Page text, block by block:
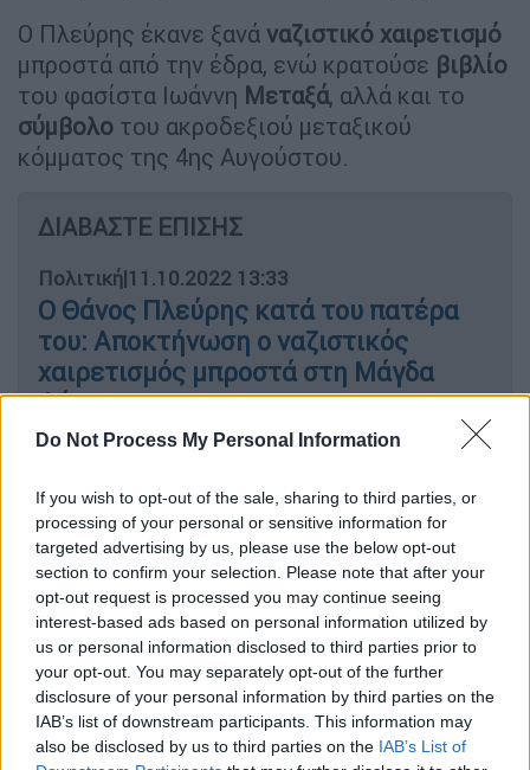
Do Not Process My Personal Information
If you wish to opt-out of the sale, sharing to third parties, or
processing of your personal or sensitive information for
targeted advertising by us, please use the below opt-out
section to confirm your selection. Please note that after your
opt-out request is processed you may continue seeing
interest-based ads based on personal information utilized by
us or personal information disclosed to third parties prior to
your opt-out. You may separately opt-out of the further
disclosure of your personal information by third parties on the
IAB’s list of downstream participants. This information may
also be disclosed by us to third parties on the IAB’s List of
Ο Πλεύρης έκανε ξανά ναζιστικό χαιρετισμό
μπροστά από την έδρα, ενώ κρατούσε βιβλίο
του φασίστα Ιωάννη Μεταξά, αλλά και το
σύμβολο του ακροδεξιού μεταξικού
κόμματος της 4ης Αυγούστου.
ΔΙΑΒΑΣΤΕ ΕΠΙΣΗΣ
Πολιτική|11.10.2022 13:33
Ο Θάνος Πλεύρης κατά του πατέρα
του: Αποκτήνωση ο ναζιστικός
χαιρετισμός μπροστά στη Μάγδα
Φύσσα
Δίκη Χρυσής Αυγής: Χαιρέτισε ξανά
ναζιστικά ο Κώστας Πλεύρης -
Ένταση στην αίθουσα
Απευθυνόμενος προς την έδρα είπε: «Εμείς
πιστεύουμε στον Μεταξάκαι χαιρετάμε έτσι
(σ.σ. σε αυτό το σημείο χαιρέτισε ναζιστικά),